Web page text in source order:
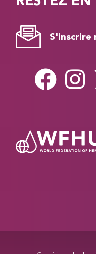
S'inscrire